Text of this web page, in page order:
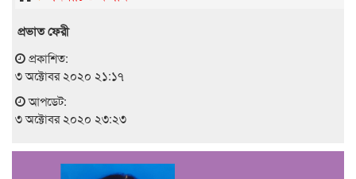
প্রভাত ফেরী
প্রকাশিত:
৩ অক্টোবর ২০২০ ২১:১৭
আপডেট:
৩ অক্টোবর ২০২০ ২৩:২৩